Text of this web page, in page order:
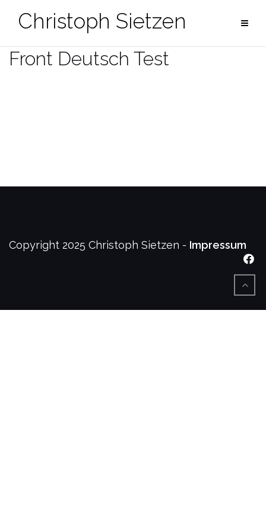
InhaltChristoph Sietzen
Front Deutsch Test
Copyright 2025 Christoph Sietzen - Impressum